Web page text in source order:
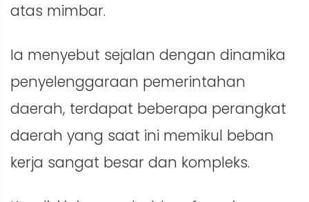
atas mimbar.
Ia menyebut sejalan dengan dinamika
penyelenggaraan pemerintahan
daerah, terdapat beberapa perangkat
daerah yang saat ini memikul beban
kerja sangat besar dan kompleks.